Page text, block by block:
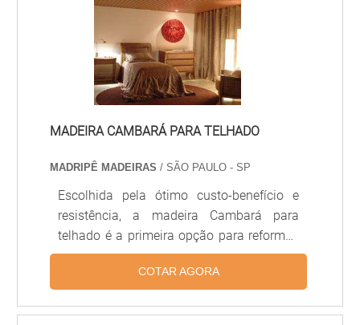
hospitais, lojas e ambientes comerciais.
MADEIRA CAMBARÁ PARA TELHADO
MADRIPÊ MADEIRAS / SÃO PAULO - SP
Escolhida pela ótimo custo-benefício e
resistência, a madeira Cambará para
telhado é a primeira opção para reformas
e construções, e por isso ela é uma das
madeiras mais vendidas para a produção
diversas formas Ripa de 5 x 1,5 Caibro de
COTAR AGORA